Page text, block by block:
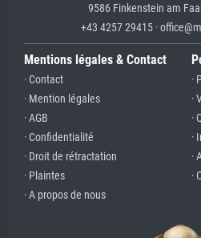
9586 Finkenstein am
+43 4257 29415 ·
Mentions légales & Contact
· Contact
· Mention légales
· AGB
· Confidentialité
· Droit de rétractation
· Plaintes
· A propos de nous
·
·
·
·
·
·